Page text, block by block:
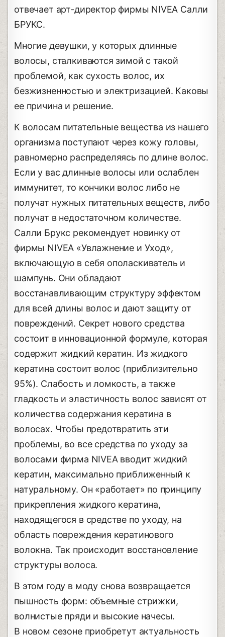
отвечает арт-директор фирмы NIVEA Салли
БРУКС.
Многие девушки, у которых длинные
волосы, сталкиваются зимой с такой
проблемой, как сухость волос, их
безжизненностью и электризацией. Каковы
ее причина и решение.
К волосам питательные вещества из нашего
организма поступают через кожу головы,
равномерно распределяясь по длине волос.
Если у вас длинные волосы или ослаблен
иммунитет, то кончики волос либо не
получат нужных питательных веществ, либо
получат в недостаточном количестве.
Салли Брукс рекомендует новинку от
фирмы NIVEA «Увлажнение и Уход»,
включающую в себя ополаскиватель и
шампунь. Они обладают
восстанавливающим структуру эффектом
для всей длины волос и дают защиту от
повреждений. Секрет нового средства
состоит в инновационной формуле, которая
содержит жидкий кератин. Из жидкого
кератина состоит волос (приблизительно
95%). Слабость и ломкость, а также
гладкость и эластичность волос зависят от
количества содержания кератина в
волосах. Чтобы предотвратить эти
проблемы, во все средства по уходу за
волосами фирма NIVEA вводит жидкий
кератин, максимально приближенный к
натуральному. Он «работает» по принципу
прикрепления жидкого кератина,
находящегося в средстве по уходу, на
область повреждения кератинового
волокна. Так происходит восстановление
структуры волоса.
В этом году в моду снова возвращается
пышность форм: объемные стрижки,
волнистые пряди и высокие начесы.
В новом сезоне приобретут актуальность